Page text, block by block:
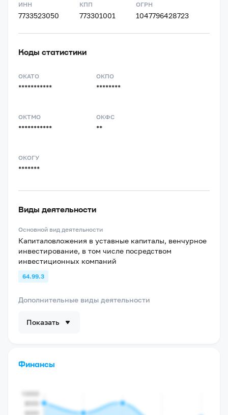
ИНН
7733523050
КПП
773301001
ОГРН
1047796428723
Коды статистики
ОКАТО
***********
ОКПО
********
ОКТМО
***********
ОКФС
**
ОКОГУ
*******
Виды деятельности
Основной вид деятельности
Капиталовложения в уставные капиталы, венчурное
инвестирование, в том числе посредством
инвестиционных компаний
64.99.3
Дополнительные виды деятельности
Показать
Финансы